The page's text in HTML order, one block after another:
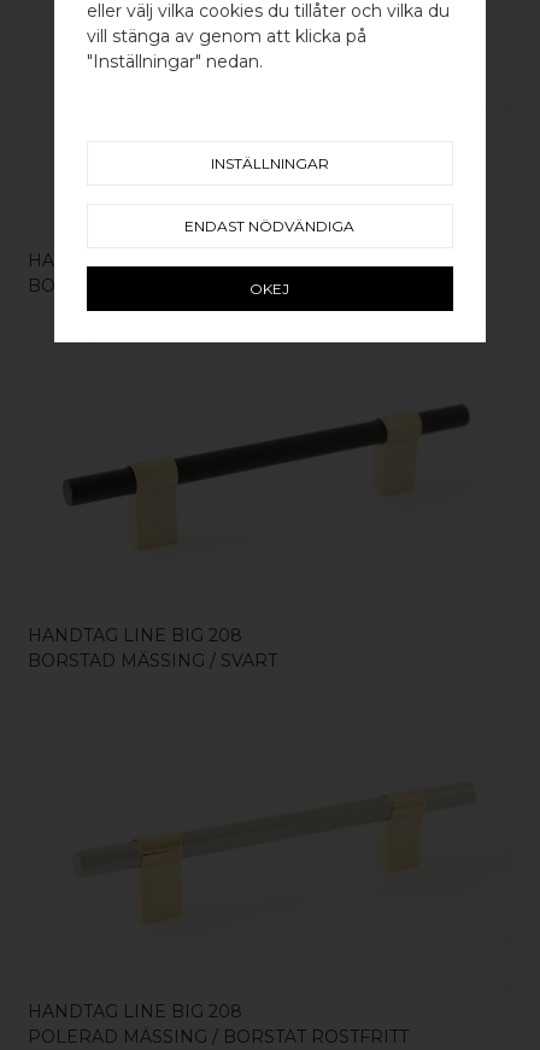
Välj land / Choose country
HANDTAG LINE BIG 208
BORSTAD MÄSSING / POLERAT ROSTFRITT
KÖP
HANDTAG LINE BIG 208
BORSTAD MÄSSING / SVART
HANDTAG LINE BIG 208
POLERAD MÄSSING / BORSTAT ROSTFRITT
eller välj vilka cookies du tillåter och vilka du
vill stänga av genom att klicka på
"Inställningar" nedan.
INSTÄLLNINGAR
ENDAST NÖDVÄNDIGA
OKEJ